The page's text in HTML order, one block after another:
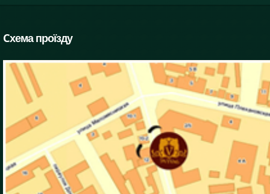
Cхема проїзду